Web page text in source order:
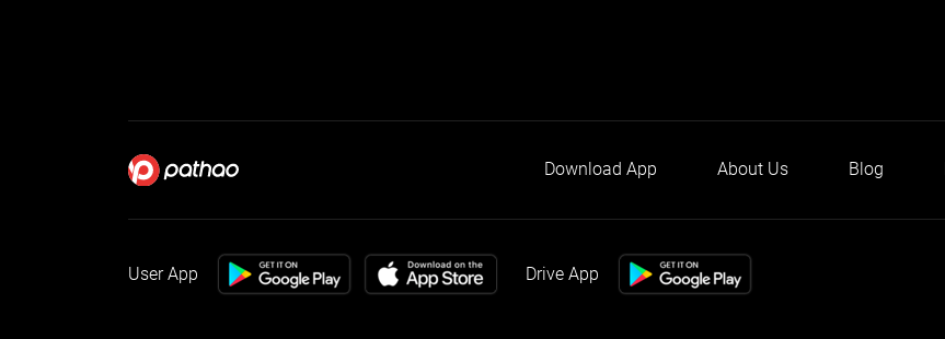
Download App About Us Blog
User App Drive App